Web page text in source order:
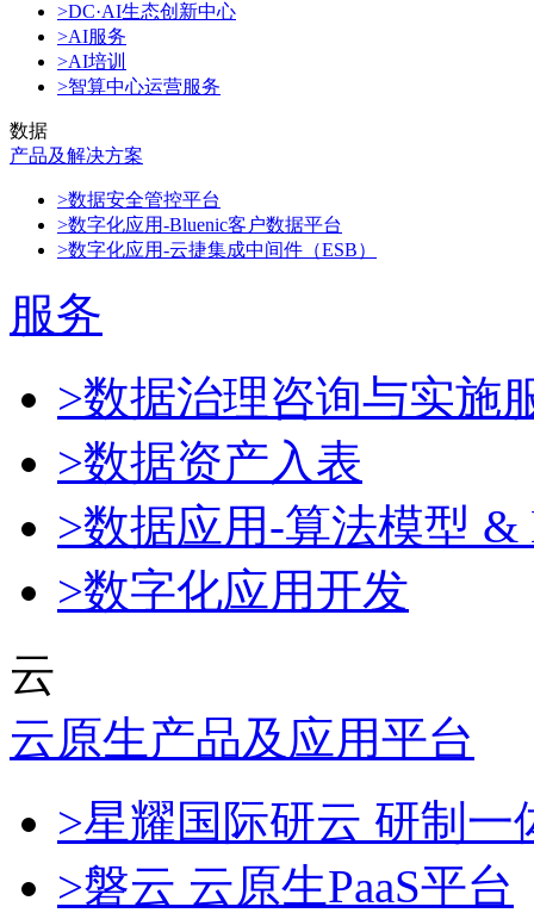
>DC·AI生态创新中心
>AI服务
>AI培训
>智算中心运营服务
数据
产品及解决方案
>数据安全管控平台
>数字化应用-Bluenic客户数据平台
>数字化应用-云捷集成中间件（ESB）
服务
>数据治理咨询与实施
>数据资产入表
>数据应用-算法模型 &
>数字化应用开发
云
云原生产品及应用平台
>星耀国际研云 研制
>磐云 云原生PaaS平台